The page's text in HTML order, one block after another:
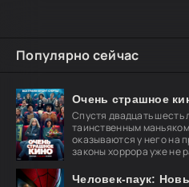
Популярно сейчас
Очень страшное
Спустя двадцать шесть
таинственным
оказываются у него на
законы хоррора уже не
Человек-паук: